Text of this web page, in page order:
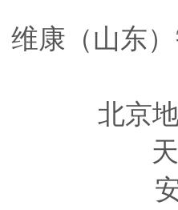
维康（山东
北京